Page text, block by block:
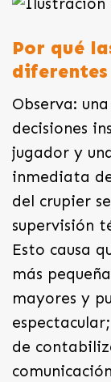
Por qué
diferentes
Observa:
decisiones
jugador y
inmediata
del crupier
supervisión
Esto causa
más
mayores y
de